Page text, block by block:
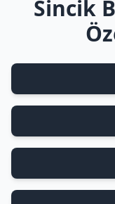
Sincik